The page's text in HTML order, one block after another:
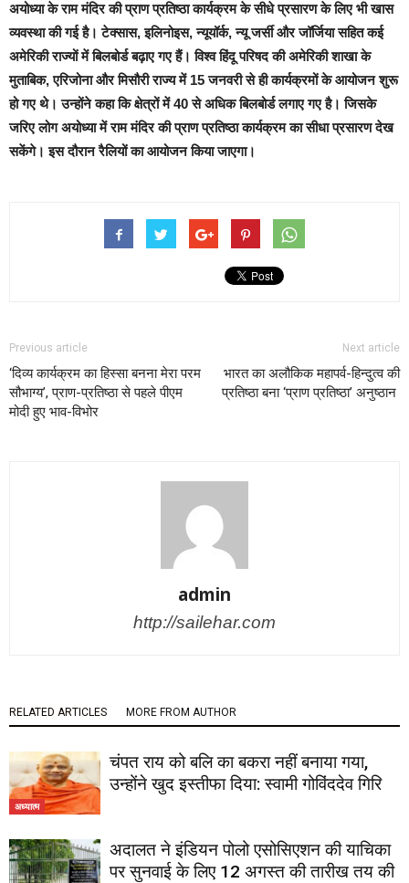
अयोध्या के राम मंदिर की प्राण प्रतिष्ठा कार्यक्रम के सीधे प्रसारण के लिए भी खास
व्यवस्था की गई है। टेक्सास, इलिनोइस, न्यूयॉर्क, न्यू जर्सी और जॉर्जिया सहित कई
अमेरिकी राज्यों में बिलबोर्ड बढ़ाए गए हैं। विश्व हिंदू परिषद की अमेरिकी शाखा के
मुताबिक, एरिजोना और मिसौरी राज्य में 15 जनवरी से ही कार्यक्रमों के आयोजन शुरू
हो गए थे। उन्होंने कहा कि क्षेत्रों में 40 से अधिक बिलबोर्ड लगाए गए है। जिसके
जरिए लोग अयोध्या में राम मंदिर की प्राण प्रतिष्ठा कार्यक्रम का सीधा प्रसारण देख
सकेंगे। इस दौरान रैलियों का आयोजन किया जाएगा।
Previous article
‘दिव्य कार्यक्रम का हिस्सा बनना मेरा परम
सौभाग्य’, प्राण-प्रतिष्ठा से पहले पीएम
मोदी हुए भाव-विभोर
Next article
भारत का अलौकिक महापर्व-हिन्दुत्व की
प्रतिष्ठा बना ‘प्राण प्रतिष्ठा’ अनुष्ठान
admin
http://sailehar.com
RELATED ARTICLES MORE FROM AUTHOR
अध्यात्म
चंपत राय को बलि का बकरा नहीं बनाया गया,
उन्होंने खुद इस्तीफा दिया: स्वामी गोविंददेव गिरि
अदालत ने इंडियन पोलो एसोसिएशन की याचिका
पर सुनवाई के लिए 12 अगस्त की तारीख तय की